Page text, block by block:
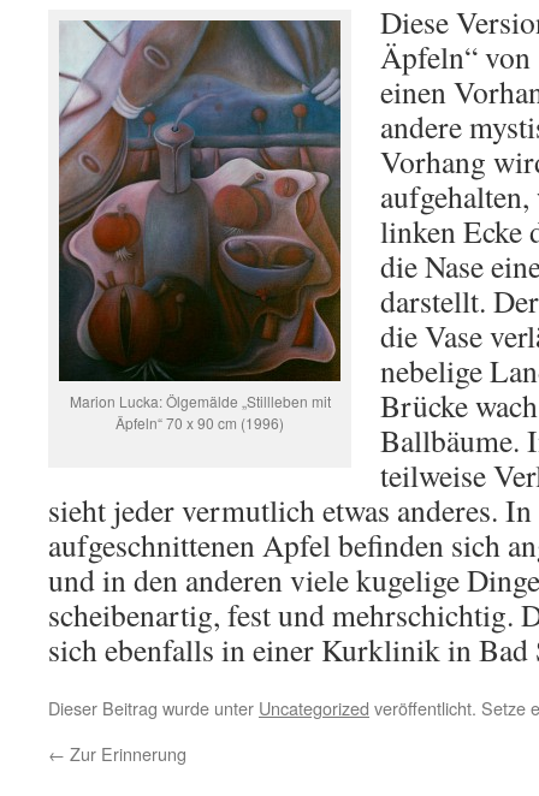
Marion Lucka: Ölgemälde „Stillleben mit
Äpfeln“ 70 x 90 cm (1996)
Diese
Äpfeln“
einen
andere
Vorhang
linken Ecke
die Nase
darstellt.
die Vase
nebelige
Brücke
Ballbäume.
teilweise
sieht jeder vermutlich etwas anderes.
aufgeschnittenen Apfel befinden sich
und in den anderen viele kugelige
scheibenartig, fest und mehrschichtig.
sich ebenfalls in einer Kurklinik in Bad
Dieser Beitrag wurde unter Uncategorized veröffentlicht. Setze
← Zur Erinnerung